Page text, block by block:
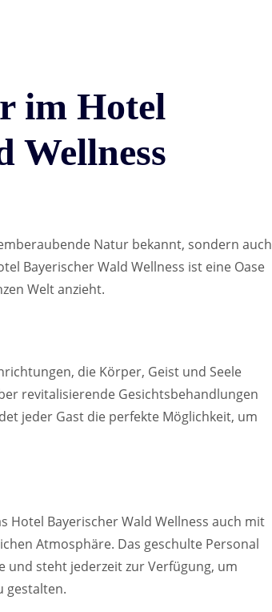
im Hotel
Wellness
Natur bekannt, sondern auch
Bayerischer Wald Wellness ist eine Oase
Welt anzieht.
die Körper, Geist und Seele
revitalisierende Gesichtsbehandlungen
jeder Gast die perfekte Möglichkeit, um
Hotel Bayerischer Wald Wellness auch mit
Atmosphäre. Das geschulte Personal
und steht jederzeit zur Verfügung, um
gestalten.